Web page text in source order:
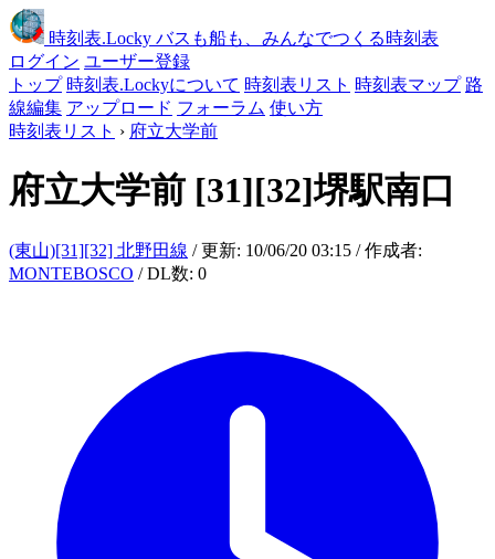
時刻表.Locky バスも船も、みんなでつくる時刻表
ログイン ユーザー登録
トップ 時刻表.Lockyについて 時刻表リスト 時刻表マップ 路
線編集 アップロード フォーラム 使い方
時刻表リスト › 府立大学前
府立大学前 [31][32]堺駅南口
(東山)[31][32] 北野田線 / 更新: 10/06/20 03:15 / 作成者:
MONTEBOSCO / DL数: 0